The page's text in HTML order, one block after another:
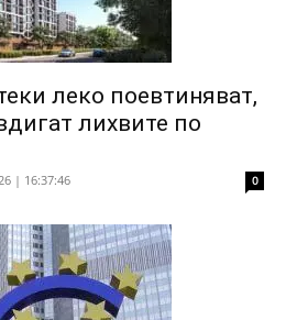
леко поевтиняват,
лихвите по
| 16:37:46 0